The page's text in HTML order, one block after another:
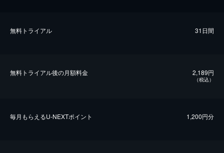
無料トライアル 31日間
無料トライアル後の⽉額料金 2,189円
（税込）
毎⽉もらえるU-NEXTポイント 1,200円分